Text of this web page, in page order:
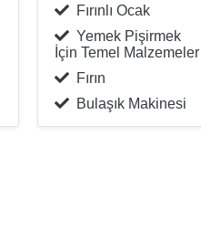
Fırınlı Ocak
Yemek Pişirmek
İçin Temel Malzemeler
Fırın
Bulaşık Makinesi